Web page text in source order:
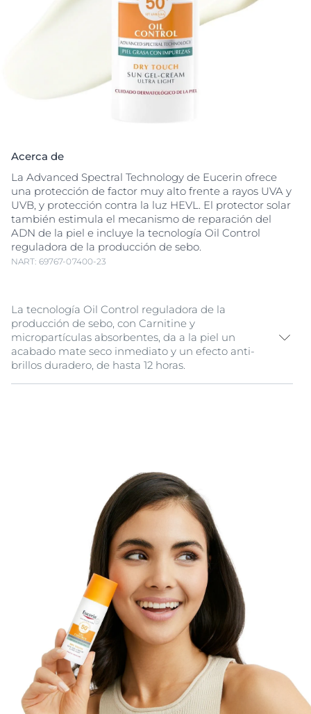
Acerca de
La Advanced Spectral Technology de Eucerin ofrece
una protección de factor muy alto frente a rayos UVA y
UVB, y protección contra la luz HEVL. El protector solar
también estimula el mecanismo de reparación del
ADN de la piel e incluye la tecnología Oil Control
reguladora de la producción de sebo.
NART: 69767-07400-23
La tecnología Oil Control reguladora de la
producción de sebo, con Carnitine y
micropartículas absorbentes, da a la piel un
acabado mate seco inmediato y un efecto anti-
brillos duradero, de hasta 12 horas.
(1) Cumplimos los criterios más exigentes de
protección frente a rayos UVA y UVB definidos por
Cosmetics Europe. Los niveles de protección frente a
los rayos UVA son más altos de lo que recomienda la
normativa europea.